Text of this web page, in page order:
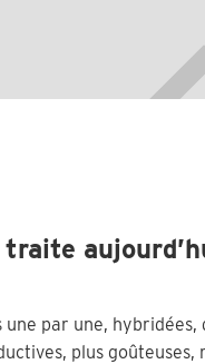
traite
une par une,
plus